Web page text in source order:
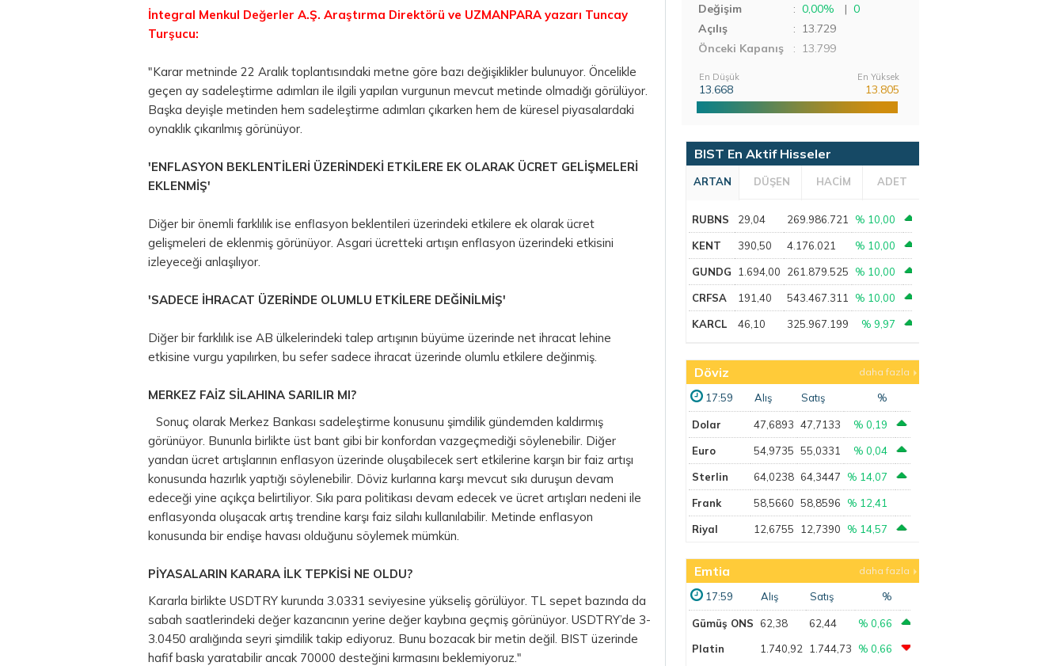
İntegral Menkul Değerler A.Ş. Araştırma Direktörü ve UZMANPARA yazarı Tuncay
Turşucu:
"Karar metninde 22 Aralık toplantısındaki metne göre bazı değişiklikler bulunuyor. Öncelikle
geçen ay sadeleştirme adımları ile ilgili yapılan vurgunun mevcut metinde olmadığı görülüyor.
Başka deyişle metinden hem sadeleştirme adımları çıkarken hem de küresel piyasalardaki
oynaklık çıkarılmış görünüyor.
'ENFLASYON BEKLENTİLERİ ÜZERİNDEKİ ETKİLERE EK OLARAK ÜCRET GELİŞMELERİ
EKLENMİŞ'
Diğer bir önemli farklılık ise enflasyon beklentileri üzerindeki etkilere ek olarak ücret
gelişmeleri de eklenmiş görünüyor. Asgari ücretteki artışın enflasyon üzerindeki etkisini
izleyeceği anlaşılıyor.
'SADECE İHRACAT ÜZERİNDE OLUMLU ETKİLERE DEĞİNİLMİŞ'
Diğer bir farklılık ise AB ülkelerindeki talep artışının büyüme üzerinde net ihracat lehine
etkisine vurgu yapılırken, bu sefer sadece ihracat üzerinde olumlu etkilere değinmiş.
MERKEZ FAİZ SİLAHINA SARILIR MI?
Sonuç olarak Merkez Bankası sadeleştirme konusunu şimdilik gündemden kaldırmış
görünüyor. Bununla birlikte üst bant gibi bir konfordan vazgeçmediği söylenebilir. Diğer
yandan ücret artışlarının enflasyon üzerinde oluşabilecek sert etkilerine karşın bir faiz artışı
konusunda hazırlık yaptığı söylenebilir. Döviz kurlarına karşı mevcut sıkı duruşun devam
edeceği yine açıkça belirtiliyor. Sıkı para politikası devam edecek ve ücret artışları nedeni ile
enflasyonda oluşacak artış trendine karşı faiz silahı kullanılabilir. Metinde enflasyon
konusunda bir endişe havası olduğunu söylemek mümkün.
PİYASALARIN KARARA İLK TEPKİSİ NE OLDU?
Kararla birlikte USDTRY kurunda 3.0331 seviyesine yükseliş görülüyor. TL sepet bazında da
sabah saatlerindeki değer kazancının yerine değer kaybına geçmiş görünüyor. USDTRY’de 3-
3.0450 aralığında seyri şimdilik takip ediyoruz. Bunu bozacak bir metin değil. BIST üzerinde
hafif baskı yaratabilir ancak 70000 desteğini kırmasını beklemiyoruz."
Değişim : 0,00% | 0
Açılış
: 13.729
Önceki Kapanış
: 13.799
En Düşük
13.668
En Yüksek
13.805
BIST En Aktif Hisseler
ARTAN DÜŞEN HACİM ADET
RUBNS 29,04 269.986.721 % 10,00
KENT 390,50 4.176.021 % 10,00
GUNDG 1.694,00 261.879.525 % 10,00
CRFSA 191,40 543.467.311 % 10,00
KARCL 46,10 325.967.199 % 9,97
Döviz daha fazla
17:59 Alış Satış %
Dolar 47,6893 47,7133 % 0,19
Euro 54,9735 55,0331 % 0,04
Sterlin 64,0238 64,3447 % 14,07
Frank 58,5660 58,8596 % 12,41
Riyal 12,6755 12,7390 % 14,57
Emtia daha fazla
17:59 Alış Satış %
Gümüş ONS 62,38 62,44
% 0,66
Platin
1.740,92 1.744,73
% 0,66